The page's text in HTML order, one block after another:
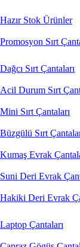
Hazır Stok Ürünler
Promosyon Sırt
Dağcı Sırt Çantaları
Acil Durum Sırt
Mini Sırt Çantaları
Büzgülü Sırt
Kumaş Evrak
Suni Deri Evrak
Hakiki Deri Evrak
Laptop Çantaları